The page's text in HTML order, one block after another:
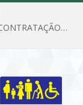
Dispensa de Licitação Nº 7/2026-300404-I (CONTRATAÇÃO DE EMPRESA PARA MANUTENÇÃO E REPARAÇÃO DE APARELHOS DE AR CONDICIONADO, EM ATENDIMENTO ÀS NECESSIDADES DO INSTITUTO DE PREVIDÊNCIA MUNICIPAL DE PORTEL/PA)